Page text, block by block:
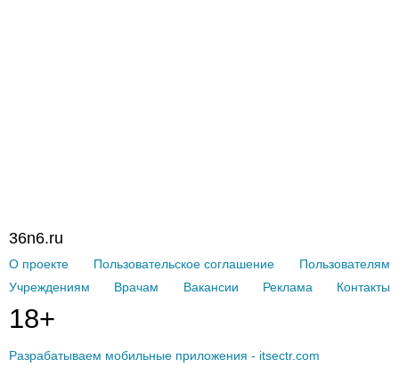
36n6.ru
О проекте Пользовательское соглашение
Пользователям
Учреждениям
Врачам Вакансии Реклама Контакты
18+
Разрабатываем мобильные приложения - itsectr.com